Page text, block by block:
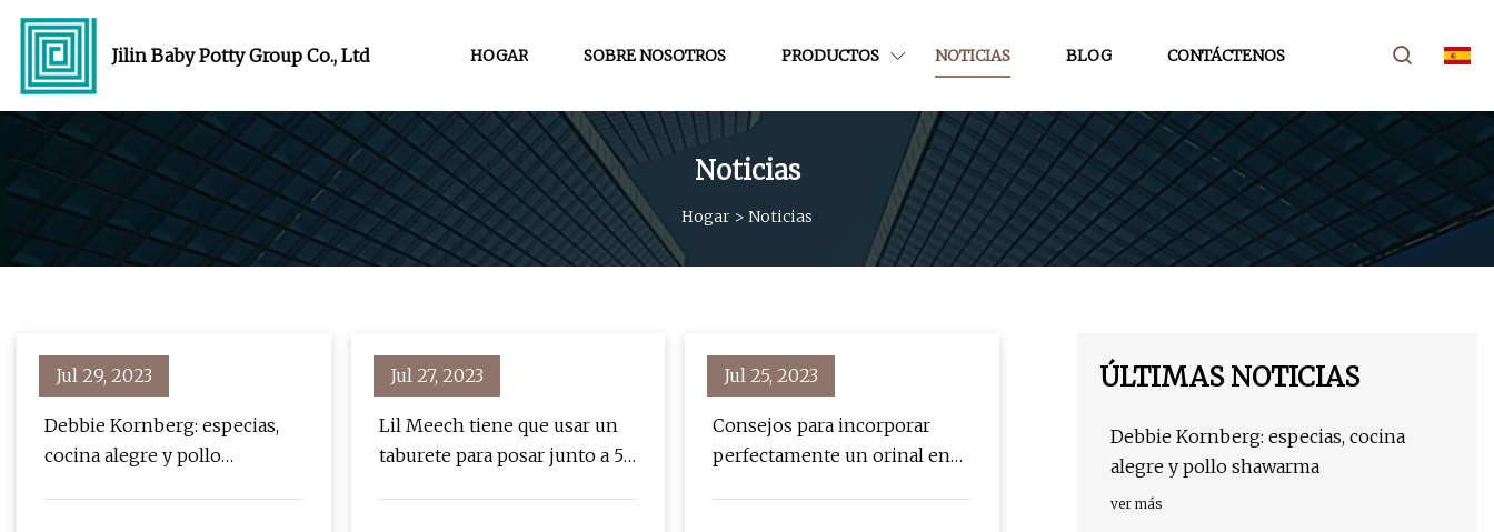
Jilin Baby Potty Group Co., Ltd HOGAR SOBRE NOSOTROS PRODUCTOS NOTICIAS BLOG CONTÁCTENOS
Noticias
Hogar > Noticias
Jul 29, 2023
Debbie Kornberg: especias,
cocina alegre y pollo
Jul 27, 2023
Lil Meech tiene que usar un
taburete para posar junto a 50
Jul 25, 2023
Consejos para incorporar
perfectamente un orinal en
ÚLTIMAS NOTICIAS
Debbie Kornberg: especias, cocina
alegre y pollo shawarma
ver más